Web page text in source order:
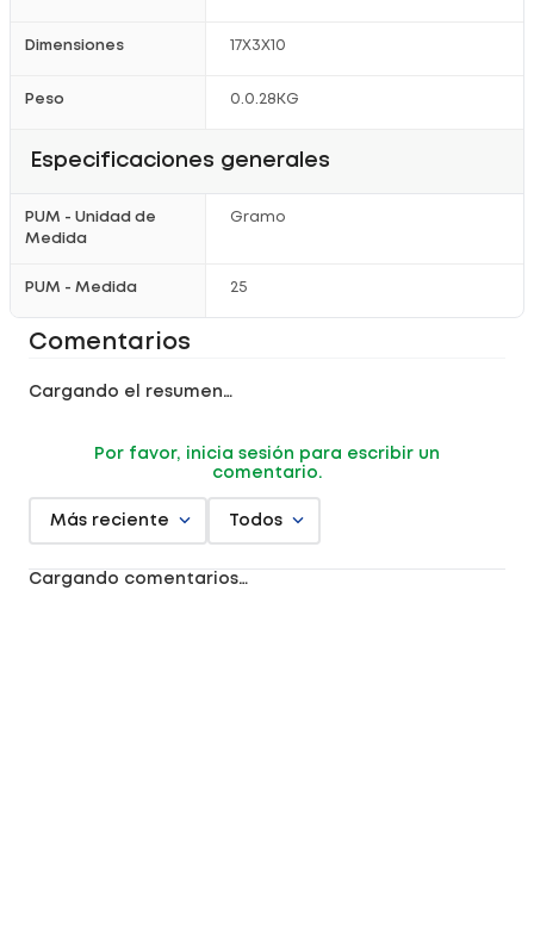
Dimensiones 17X3X10
Peso 0.0.28KG
Especificaciones generales
PUM - Unidad de
Medida
Gramo
PUM - Medida 25
Comentarios
Cargando el resumen…
Por favor, inicia sesión para escribir un
comentario.
Más reciente Todos
Cargando comentarios…